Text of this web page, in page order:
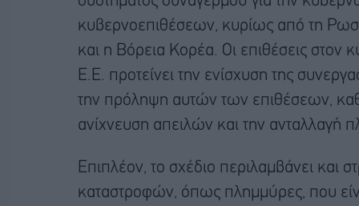
κυβερνοεπιθέσεων, κυρίως από τη
και η Βόρεια Κορέα. Οι επιθέσεις στον
Ε.Ε. προτείνει την ενίσχυση της
την πρόληψη αυτών των επιθέσεων,
ανίχνευση απειλών και την ανταλλαγή
Επιπλέον, το σχέδιο περιλαμβάνει και
καταστροφών, όπως πλημμύρες, που